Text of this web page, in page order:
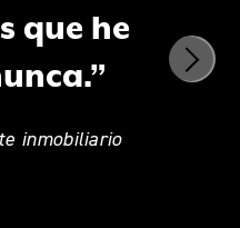
que he
inmobiliario